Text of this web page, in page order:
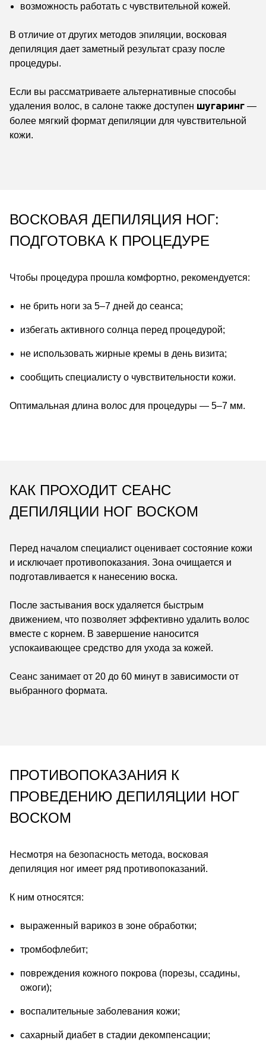
возможность работать с чувствительной кожей.
В отличие от других методов эпиляции, восковая
депиляция дает заметный результат сразу после
процедуры.
Если вы рассматриваете альтернативные способы
удаления волос, в салоне также доступен шугаринг —
более мягкий формат депиляции для чувствительной
кожи.
ВОСКОВАЯ ДЕПИЛЯЦИЯ НОГ:
ПОДГОТОВКА К ПРОЦЕДУРЕ
Чтобы процедура прошла комфортно, рекомендуется:
не брить ноги за 5–7 дней до сеанса;
избегать активного солнца перед процедурой;
не использовать жирные кремы в день визита;
сообщить специалисту о чувствительности кожи.
Оптимальная длина волос для процедуры — 5–7 мм.
КАК ПРОХОДИТ СЕАНС
ДЕПИЛЯЦИИ НОГ ВОСКОМ
Перед началом специалист оценивает состояние кожи
и исключает противопоказания. Зона очищается и
подготавливается к нанесению воска.
После застывания воск удаляется быстрым
движением, что позволяет эффективно удалить волос
вместе с корнем. В завершение наносится
успокаивающее средство для ухода за кожей.
Сеанс занимает от 20 до 60 минут в зависимости от
выбранного формата.
ПРОТИВОПОКАЗАНИЯ К
ПРОВЕДЕНИЮ ДЕПИЛЯЦИИ НОГ
ВОСКОМ
Несмотря на безопасность метода, восковая
депиляция ног имеет ряд противопоказаний.
К ним относятся:
выраженный варикоз в зоне обработки;
тромбофлебит;
повреждения кожного покрова (порезы, ссадины,
ожоги);
воспалительные заболевания кожи;
сахарный диабет в стадии декомпенсации;